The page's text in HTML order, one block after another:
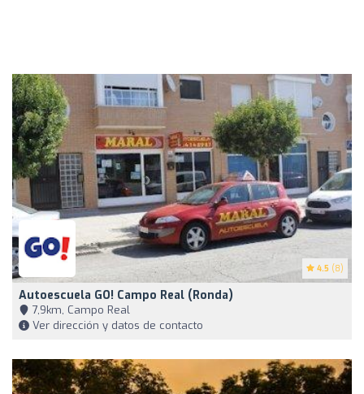
4.5 (8)
Autoescuela GO! Campo Real (Ronda)
7,9km, Campo Real
Ver dirección y datos de contacto